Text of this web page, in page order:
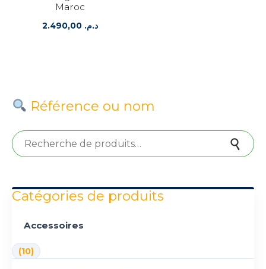
Maroc
د.م. 2.490,00
Référence ou nom
Recherche pour :
Catégories de produits
Accessoires
(10)